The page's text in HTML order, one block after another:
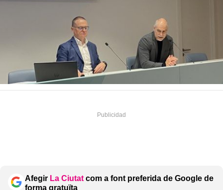
Afegir La Ciutat com a font preferida de Google de
forma gratuïta